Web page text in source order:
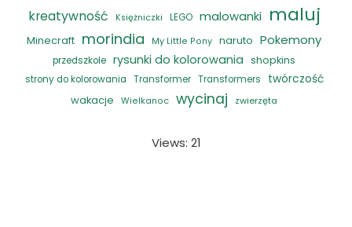
kreatywność Księżniczki LEGO malowanki maluj
Minecraft morindia My Little Pony naruto Pokemony
przedszkole rysunki do kolorowania shopkins
strony do kolorowania Transformer Transformers
twórczość
wakacje
Wielkanoc wycinaj zwierzęta
Views: 21